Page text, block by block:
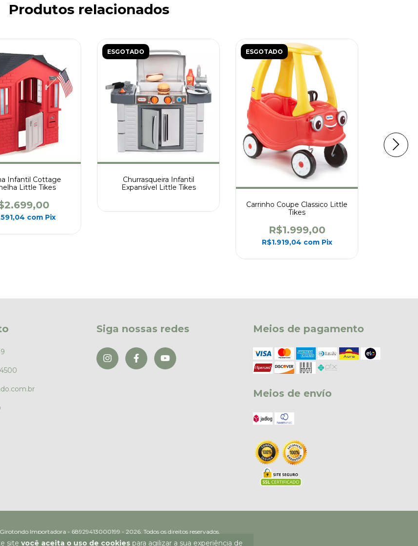
site você aceita o uso de cookies para agilizar a sua experiência de
Produtos relacionados
Infantil Cottage
Little Tikes
com Pix
ESGOTADO
Churrasqueira Infantil
Expansível Little Tikes
ESGOTADO
Carrinho Coupe Classico Little
Tikes
R$1.999,00
R$1.919,04 com Pix
Siga nossas redes Meios de pagamento
Meios de envío
Importadora - 68929413000199 - 2026. Todos os direitos reservados.